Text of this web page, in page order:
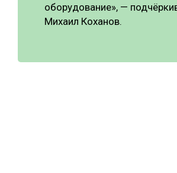
оборудование», —
Михаил Коханов.